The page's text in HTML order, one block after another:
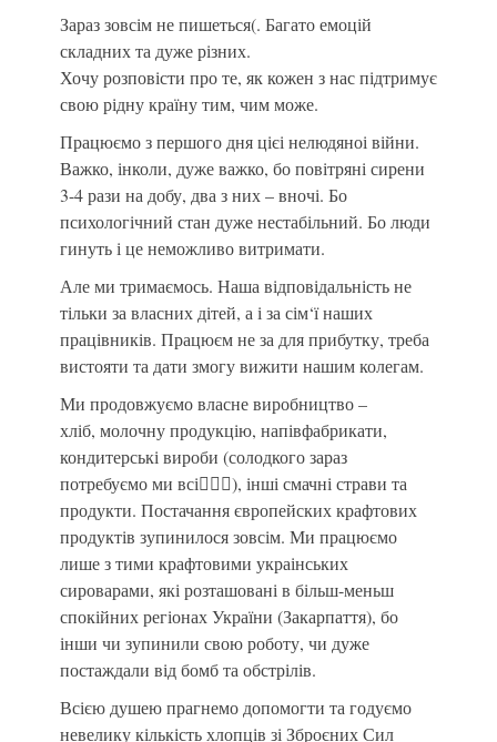
Зараз зовсім не пишеться(. Багато емоцій
складних та дуже різних.
Хочу розповісти про те, як кожен з нас підтримує
свою рідну країну тим, чим може.
Працюємо з першого дня цієі нелюдяноі війни.
Важко, інколи, дуже важко, бо повітряні сирени
3-4 рази на добу, два з них – вночі. Бо
психологічний стан дуже нестабільний. Бо люди
гинуть і це неможливо витримати.
Але ми тримаємось. Наша відповідальність не
тільки за власних дітей, а і за сім‘ї наших
працівників. Працюєм не за для прибутку, треба
вистояти та дати змогу вижити нашим колегам.
Ми продовжуємо власне виробництво –
хліб, молочну продукцію, напівфабрикати,
кондитерські вироби (солодкого зараз
потребуємо ми всі🤦🏻‍♀️), інші смачні страви та
продукти. Постачання європейских крафтових
продуктів зупинилося зовсім. Ми працюємо
лише з тими крафтовими украінських
сироварами, які розташовані в більш-меньш
спокійних регіонах України (Закарпаття), бо
інши чи зупинили свою роботу, чи дуже
постаждали від бомб та обстрілів.
Всією душею прагнемо допомогти та годуємо
невелику кількість хлопців зі Зброєних Сил